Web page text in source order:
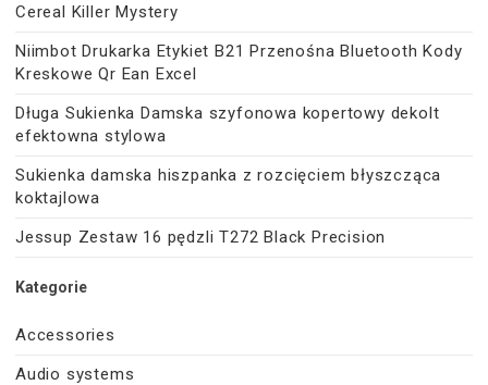
Cereal Killer Mystery
Niimbot Drukarka Etykiet B21 Przenośna Bluetooth Kody
Kreskowe Qr Ean Excel
Długa Sukienka Damska szyfonowa kopertowy dekolt
efektowna stylowa
Sukienka damska hiszpanka z rozcięciem błyszcząca
koktajlowa
Jessup Zestaw 16 pędzli T272 Black Precision
Kategorie
Accessories
Audio systems